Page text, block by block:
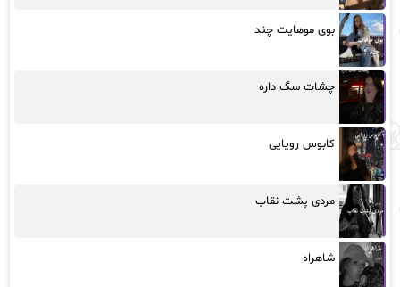
بوی موهایت چند
چشات سگ داره
کابوس رویایی
مردی پشت نقاب
شاهراه